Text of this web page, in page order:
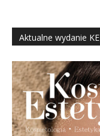
Aktualne wydanie KE